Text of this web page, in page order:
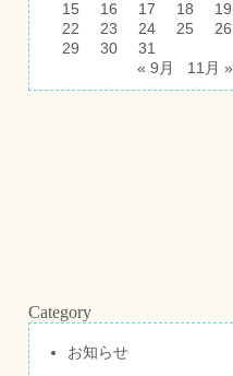
15 16 17 18 19
22
23 24 25 26
29
30
31
« 9月
11月 »
Category
お知らせ